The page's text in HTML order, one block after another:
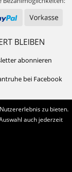
BLEIBEN
abonnieren
bei Facebook
zu bieten.
auch jederzeit